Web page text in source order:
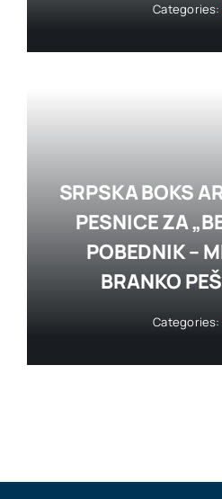
Categories:
SRPSKA BOKS
PESNICE ZA
POBEDNIK –
BRANKO
Categories: